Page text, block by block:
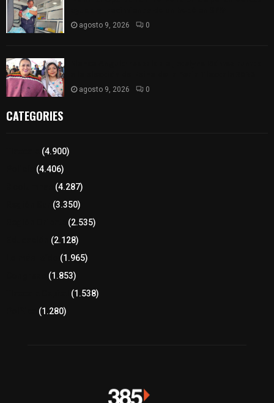
agosto 9, 2026 0
agosto 9, 2026 0
CATEGORIES
(4.900)
(4.406)
(4.287)
(3.350)
(2.535)
(2.128)
(1.965)
(1.853)
(1.538)
(1.280)